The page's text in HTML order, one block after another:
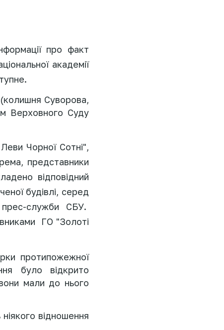
про факт
академії
Суворова,
Верховного Суду
Чорної Сотні",
представники
відповідний
будівлі, серед
служби СБУ.
ГО "Золоті
протипожежної
було відкрито
мали до нього
відношення